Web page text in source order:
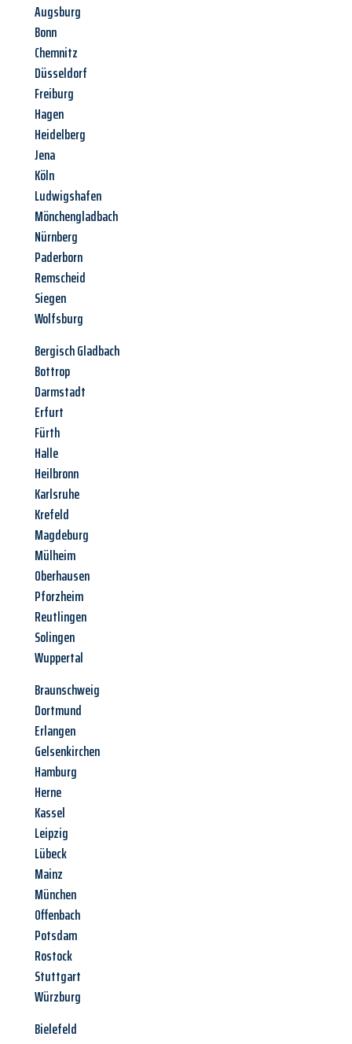
Augsburg
Bonn
Chemnitz
Düsseldorf
Freiburg
Hagen
Heidelberg
Jena
Köln
Ludwigshafen
Mönchengladbach
Nürnberg
Paderborn
Remscheid
Siegen
Wolfsburg
Bergisch Gladbach
Bottrop
Darmstadt
Erfurt
Fürth
Halle
Heilbronn
Karlsruhe
Krefeld
Magdeburg
Mülheim
Oberhausen
Pforzheim
Reutlingen
Solingen
Wuppertal
Braunschweig
Dortmund
Erlangen
Gelsenkirchen
Hamburg
Herne
Kassel
Leipzig
Lübeck
Mainz
München
Offenbach
Potsdam
Rostock
Stuttgart
Würzburg
Bielefeld